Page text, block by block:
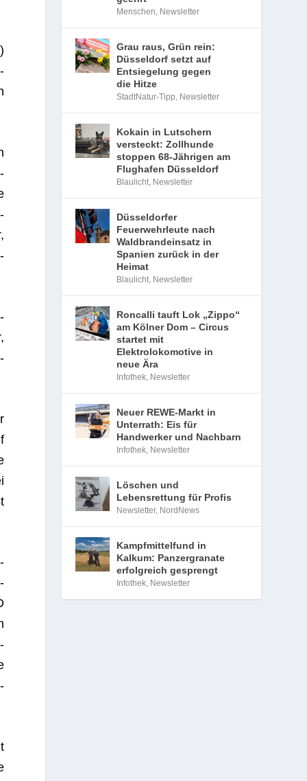
Menschen, Newsletter
Grau raus, Grün rein:
Düsseldorf setzt auf
Entsiegelung gegen
die Hitze
StadtNatur-Tipp, Newsletter
Kokain in Lutschern
versteckt: Zollhunde
stoppen 68-Jährigen am
Flughafen Düsseldorf
Blaulicht, Newsletter
Düsseldorfer
Feuerwehrleute nach
Waldbrandeinsatz in
Spanien zurück in der
Heimat
Blaulicht, Newsletter
Roncalli tauft Lok „Zippo“
am Kölner Dom – Circus
startet mit
Elektrolokomotive in
neue Ära
Infothek, Newsletter
Neuer REWE-Markt in
Unterrath: Eis für
Handwerker und Nachbarn
Infothek, Newsletter
Löschen und
Lebensrettung für Profis
Newsletter, NordNews
Kampfmittelfund in
Kalkum: Panzergranate
erfolgreich gesprengt
Infothek, Newsletter